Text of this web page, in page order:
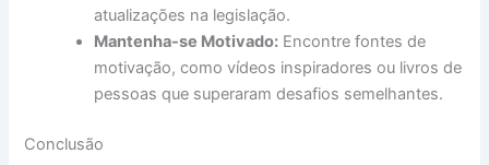
atualizações na legislação.
Mantenha-se Motivado: Encontre fontes de
motivação, como vídeos inspiradores ou livros de
pessoas que superaram desafios semelhantes.
Conclusão